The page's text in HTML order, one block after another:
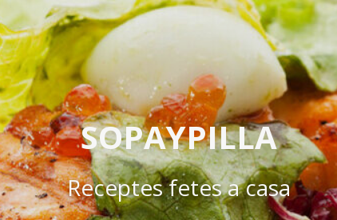
SOPAYPILLA
Receptes fetes a casa